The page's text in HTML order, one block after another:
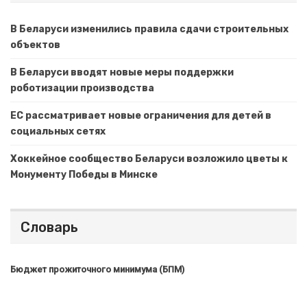
В Беларуси изменились правила сдачи строительных
объектов
В Беларуси вводят новые меры поддержки
роботизации производства
ЕС рассматривает новые ограничения для детей в
социальных сетях
Хоккейное сообщество Беларуси возложило цветы к
Монументу Победы в Минске
Словарь
Бюджет прожиточного минимума (БПМ)